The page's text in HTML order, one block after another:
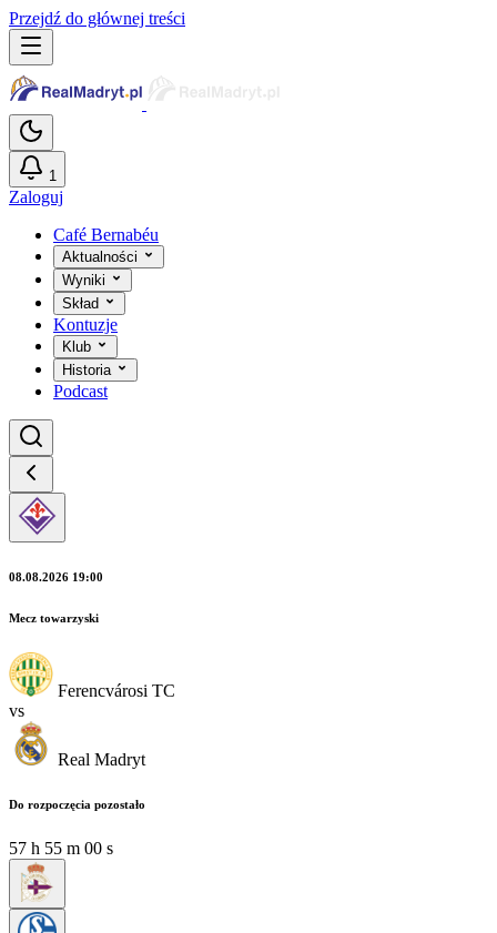
Przejdź do głównej treści
1
Zaloguj
Café Bernabéu
Aktualności
Wyniki
Skład
Kontuzje
Klub
Historia
Podcast
08.08.2026 19:00
Mecz towarzyski
Ferencvárosi TC
vs
Real Madryt
Do rozpoczęcia pozostało
57 h 54 m 58 s